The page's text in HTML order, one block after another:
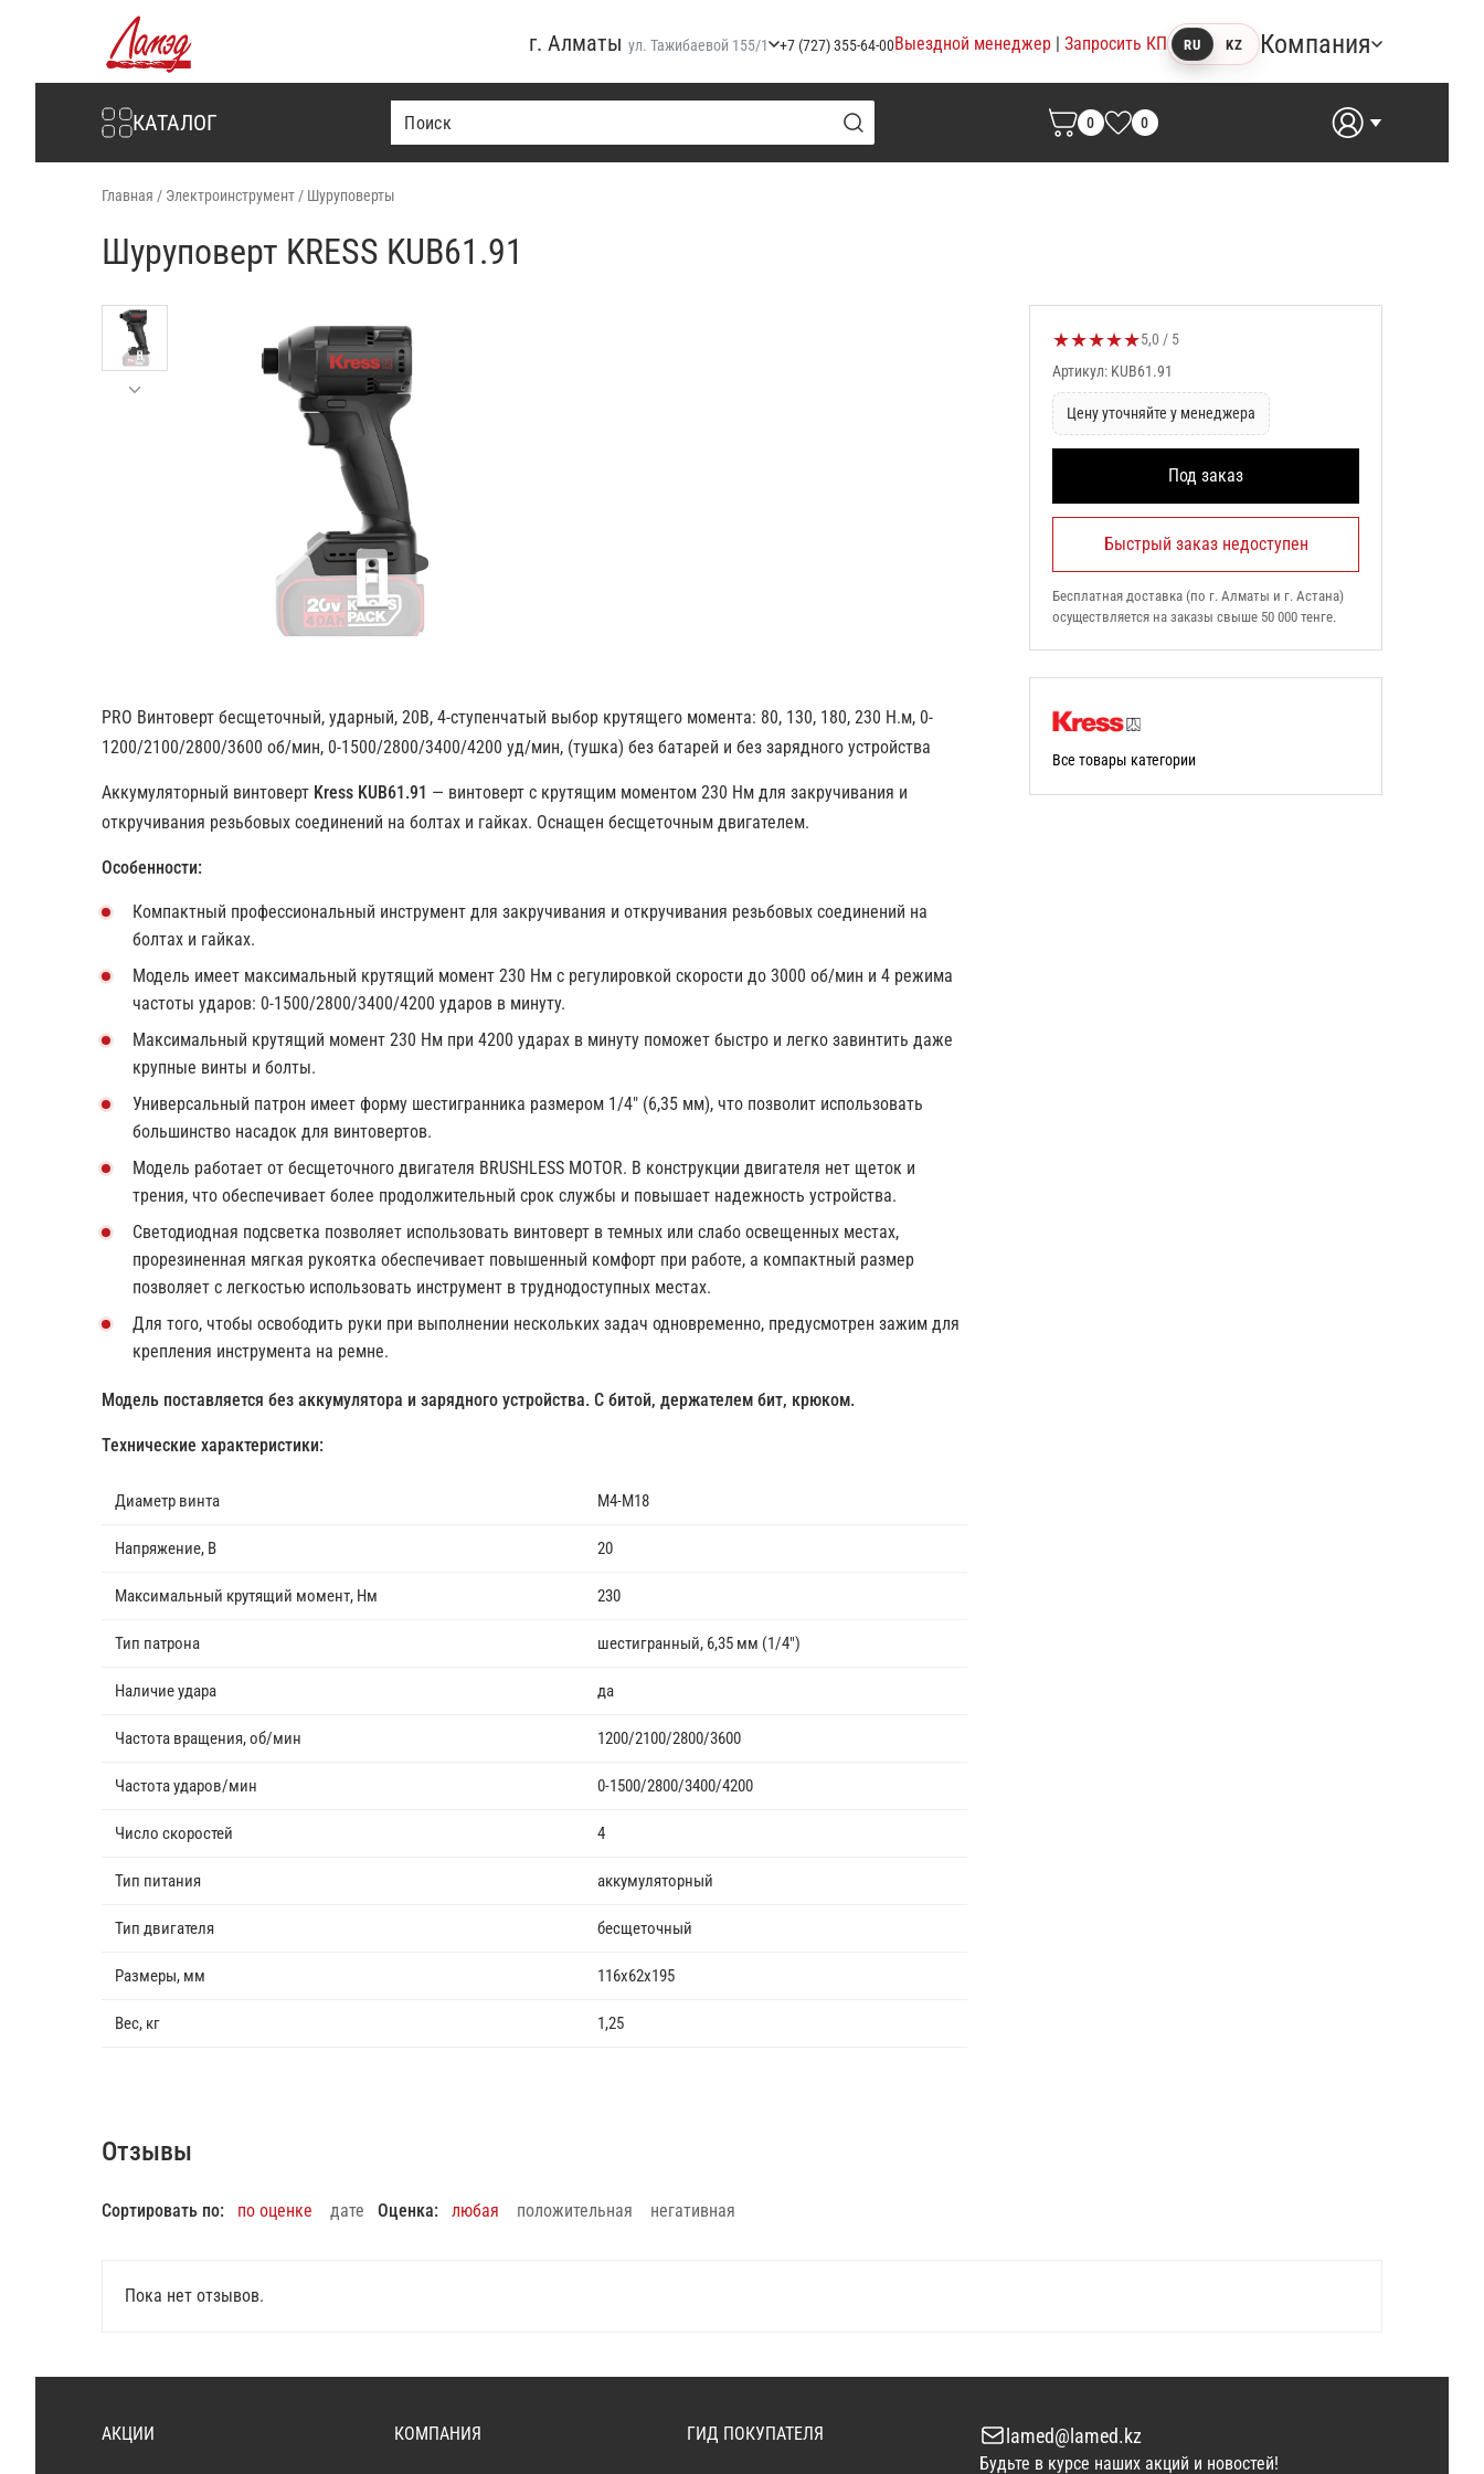
Интернет-магазин Ламэд
г. Алматы ул. Тажибаевой 155/1 +7 (727) 355-64-00Выездной менеджер | Запросить КП RU KZ Компания
КАТАЛОГ 0 0
Главная / Электроинструмент / Шуруповерты
Шуруповерт KRESS KUB61.91
PRO Винтоверт бесщеточный, ударный, 20В, 4-ступенчатый выбор крутящего момента: 80, 130, 180, 230 Н.м, 0-
1200/2100/2800/3600 об/мин, 0-1500/2800/3400/4200 уд/мин, (тушка) без батарей и без зарядного устройства
Аккумуляторный винтоверт Kress KUB61.91 — винтоверт с крутящим моментом 230 Нм для закручивания и
откручивания резьбовых соединений на болтах и гайках. Оснащен бесщеточным двигателем.
Особенности:
Компактный профессиональный инструмент для закручивания и откручивания резьбовых соединений на
болтах и гайках.
Модель имеет максимальный крутящий момент 230 Нм с регулировкой скорости до 3000 об/мин и 4 режима
частоты ударов: 0-1500/2800/3400/4200 ударов в минуту.
Максимальный крутящий момент 230 Нм при 4200 ударах в минуту поможет быстро и легко завинтить даже
крупные винты и болты.
Универсальный патрон имеет форму шестигранника размером 1/4" (6,35 мм), что позволит использовать
большинство насадок для винтовертов.
Модель работает от бесщеточного двигателя BRUSHLESS MOTOR. В конструкции двигателя нет щеток и
трения, что обеспечивает более продолжительный срок службы и повышает надежность устройства.
Светодиодная подсветка позволяет использовать винтоверт в темных или слабо освещенных местах,
прорезиненная мягкая рукоятка обеспечивает повышенный комфорт при работе, а компактный размер
позволяет с легкостью использовать инструмент в труднодоступных местах.
Для того, чтобы освободить руки при выполнении нескольких задач одновременно, предусмотрен зажим для
крепления инструмента на ремне.
Модель поставляется без аккумулятора и зарядного устройства. С битой, держателем бит, крюком.
Технические характеристики:
Диаметр винта М4-М18
Напряжение, В 20
Максимальный крутящий момент, Нм 230
Тип патрона шестигранный, 6,35 мм (1/4")
Наличие удара да
Частота вращения, об/мин 1200/2100/2800/3600
Частота ударов/мин 0-1500/2800/3400/4200
Число скоростей 4
Тип питания аккумуляторный
Тип двигателя бесщеточный
Размеры, мм 116x62x195
Вес, кг 1,25
★★★★★Оценка товара:
5,0 / 5
Артикул: KUB61.91
Цену уточняйте у менеджера
Под заказ
Быстрый заказ недоступен
Бесплатная доставка (по г. Алматы и г. Астана)
осуществляется на заказы свыше 50 000 тенге.
Все товары категории
Отзывы
Сортировать по: по оценке дате Оценка: любая положительная негативная
Пока нет отзывов.
АКЦИИ КОМПАНИЯ ГИД ПОКУПАТЕЛЯ lamed@lamed.kz
Будьте в курсе наших акций и новостей!